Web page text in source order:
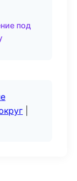
под